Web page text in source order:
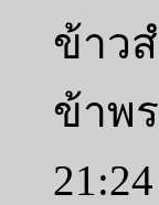
ข้าว
ข้าพ